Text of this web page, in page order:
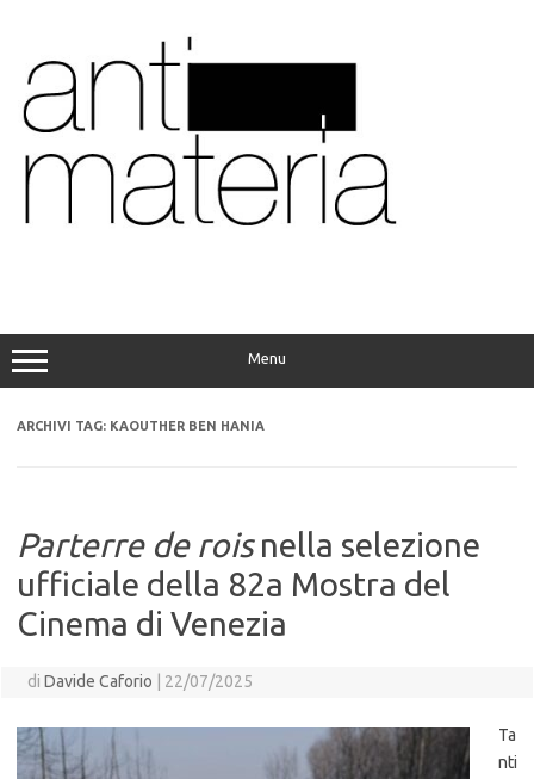
Menu
ARCHIVI TAG: KAOUTHER BEN HANIA
Parterre de roisnella selezione
ufficiale della 82a Mostra del
Cinema di Venezia
di Davide Caforio 22/07/2025
Ta
nti